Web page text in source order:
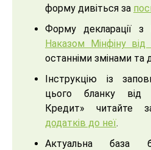
форму дивіться за
Форму декларації
Наказом Мінфіну
останніми змінами та
Інструкцію із
цього бланку від
Кредит» читайте
додатків до неї.
Актуальна база